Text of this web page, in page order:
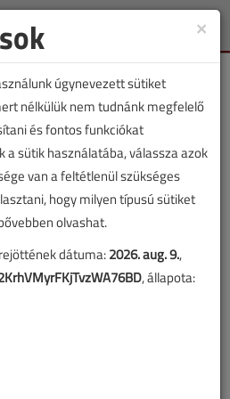
Toggle
TARTALOM
történetek
cím?
×
úgynevezett sütiket
nélkülük nem tudnánk megfelelő
és fontos funkciókat
a sütik használatába, válassza azok
van a feltétlenül szükséges
hogy milyen típusú sütiket
olvashat.
dátuma:2026. aug. 9.,
, állapota: